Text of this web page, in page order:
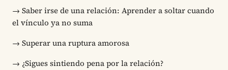
→ Saber irse de una relación: Aprender a soltar cuando
el vínculo ya no suma
→ Superar una ruptura amorosa
→ ¿Sigues sintiendo pena por la relación?